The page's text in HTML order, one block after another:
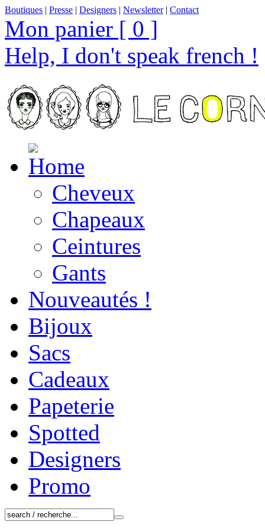
Boutiques | Presse | Designers | Newsletter| Contact
Mon panier [ 0 ]
Help, I don't speak french !
Cheveux
Chapeaux
Ceintures
Gants
Nouveautés !
Bijoux
Sacs
Cadeaux
Papeterie
Spotted
Designers
Promo